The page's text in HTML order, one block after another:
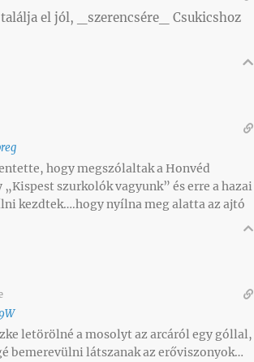
el jól, _szerencsére_ Csukicshoz
hogy megszólaltak a Honvéd
szurkolók vagyunk” és erre a hazai
kezdtek….hogy nyílna meg alatta az ajtó
letörölné a mosolyt az arcáról egy góllal,
bemerevülni látszanak az erőviszonyok…